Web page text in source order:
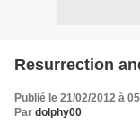
Resurrection
Publié le 21/02/2012 à
Par dolphy00